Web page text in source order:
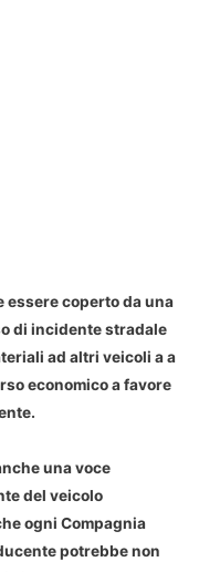
essere coperto da una
di incidente stradale
ad altri veicoli a a
economico a favore
una voce
del veicolo
ogni Compagnia
potrebbe non